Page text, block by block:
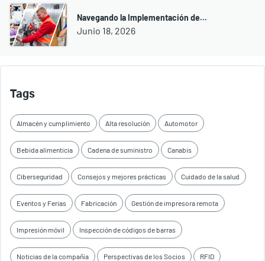
Navegando la Implementación de...
Junio 18, 2026
Tags
Almacén y cumplimiento Alta resolución Automotor
Bebida alimenticia Cadena de suministro Canabis
Ciberseguridad Consejos y mejores prácticas Cuidado de la salud
Eventos y Ferias Fabricación Gestión de impresora remota
Impresión móvil Inspección de códigos de barras
Noticias de la compañía Perspectivas de los Socios RFID